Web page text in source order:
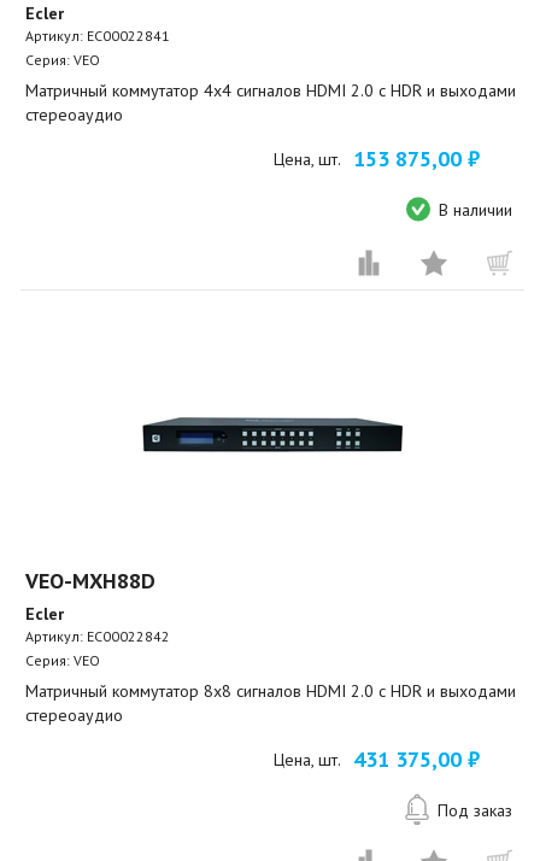
Ecler
Артикул: EC00022841
Серия: VEO
Матричный коммутатор 4х4 сигналов HDMI 2.0 с HDR и выходами
стереоаудио
Цена, шт. 153 875,00 ₽
В наличии
VEO-MXH88D
Ecler
Артикул: EC00022842
Серия: VEO
Матричный коммутатор 8х8 сигналов HDMI 2.0 с HDR и выходами
стереоаудио
Цена, шт. 431 375,00 ₽
Под заказ